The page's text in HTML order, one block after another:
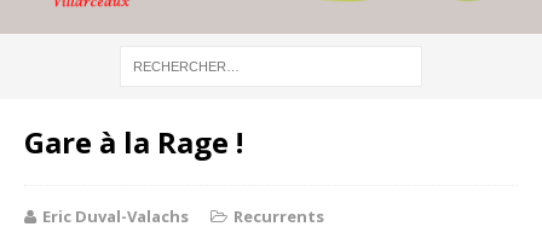
Gare à la Rage !
Eric Duval-Valachs Recurrents